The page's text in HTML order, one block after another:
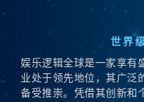
世界
娱乐逻辑全球是一家享有
业处于领先地位，其广泛
备受推崇。凭借其创新和